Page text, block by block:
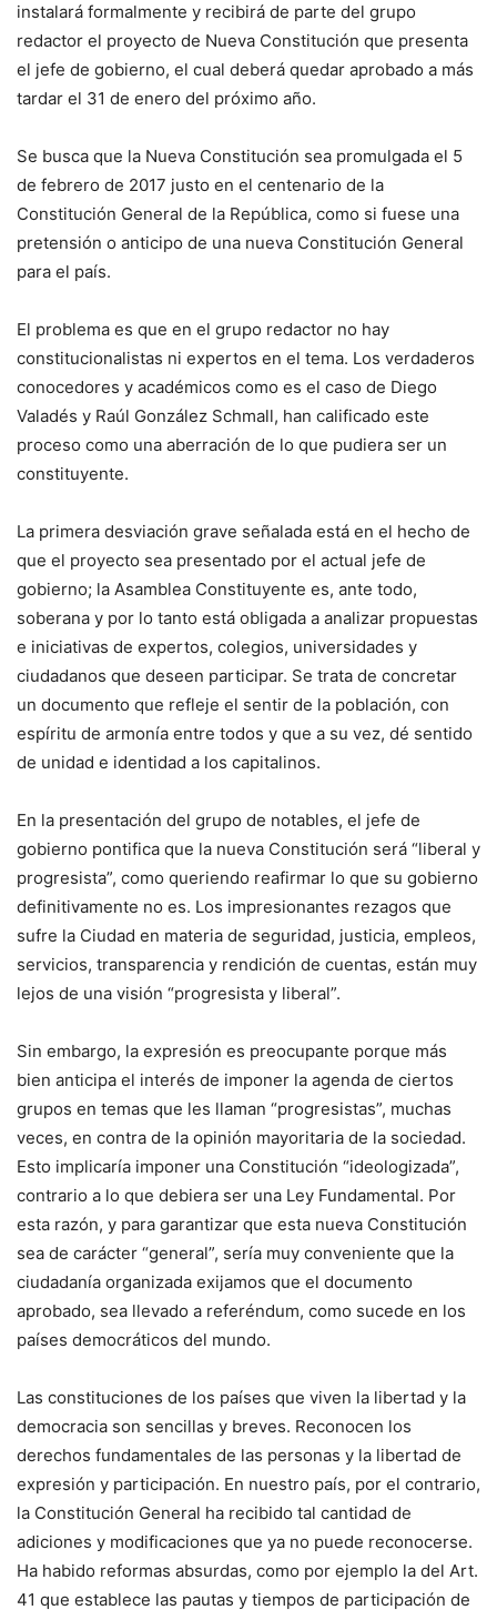
instalará formalmente y recibirá de parte del grupo
redactor el proyecto de Nueva Constitución que presenta
el jefe de gobierno, el cual deberá quedar aprobado a más
tardar el 31 de enero del próximo año.
Se busca que la Nueva Constitución sea promulgada el 5
de febrero de 2017 justo en el centenario de la
Constitución General de la República, como si fuese una
pretensión o anticipo de una nueva Constitución General
para el país.
El problema es que en el grupo redactor no hay
constitucionalistas ni expertos en el tema. Los verdaderos
conocedores y académicos como es el caso de Diego
Valadés y Raúl González Schmall, han calificado este
proceso como una aberración de lo que pudiera ser un
constituyente.
La primera desviación grave señalada está en el hecho de
que el proyecto sea presentado por el actual jefe de
gobierno; la Asamblea Constituyente es, ante todo,
soberana y por lo tanto está obligada a analizar propuestas
e iniciativas de expertos, colegios, universidades y
ciudadanos que deseen participar. Se trata de concretar
un documento que refleje el sentir de la población, con
espíritu de armonía entre todos y que a su vez, dé sentido
de unidad e identidad a los capitalinos.
En la presentación del grupo de notables, el jefe de
gobierno pontifica que la nueva Constitución será “liberal y
progresista”, como queriendo reafirmar lo que su gobierno
definitivamente no es. Los impresionantes rezagos que
sufre la Ciudad en materia de seguridad, justicia, empleos,
servicios, transparencia y rendición de cuentas, están muy
lejos de una visión “progresista y liberal”.
Sin embargo, la expresión es preocupante porque más
bien anticipa el interés de imponer la agenda de ciertos
grupos en temas que les llaman “progresistas”, muchas
veces, en contra de la opinión mayoritaria de la sociedad.
Esto implicaría imponer una Constitución “ideologizada”,
contrario a lo que debiera ser una Ley Fundamental. Por
esta razón, y para garantizar que esta nueva Constitución
sea de carácter “general”, sería muy conveniente que la
ciudadanía organizada exijamos que el documento
aprobado, sea llevado a referéndum, como sucede en los
países democráticos del mundo.
Las constituciones de los países que viven la libertad y la
democracia son sencillas y breves. Reconocen los
derechos fundamentales de las personas y la libertad de
expresión y participación. En nuestro país, por el contrario,
la Constitución General ha recibido tal cantidad de
adiciones y modificaciones que ya no puede reconocerse.
Ha habido reformas absurdas, como por ejemplo la del Art.
41 que establece las pautas y tiempos de participación de